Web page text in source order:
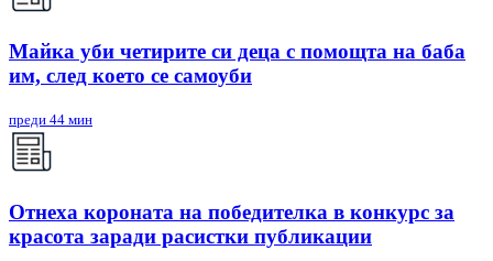
Майка уби четирите си деца с помощта на баба
им, след което се самоуби
преди 44 мин
Отнеха короната на победителка в конкурс за
красота заради расистки публикации